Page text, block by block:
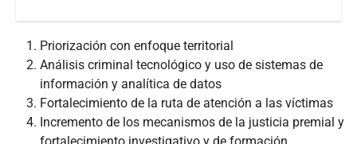
Priorización con enfoque territorial
Análisis criminal tecnológico y uso de sistemas de
información y analítica de datos
Fortalecimiento de la ruta de atención a las víctimas
Incremento de los mecanismos de la justicia premial y